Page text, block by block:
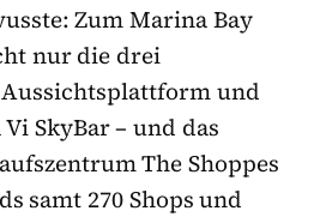
Zum Marina Bay
nur die drei
und
SkyBar – und das
The Shoppes
samt 270 Shops und